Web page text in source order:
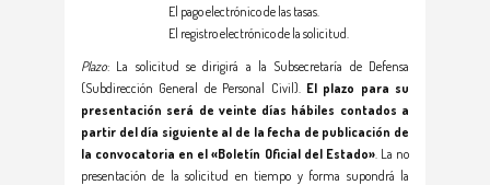
El pago electrónico de las tasas.
El registro electrónico de la solicitud.
Plazo: La solicitud se dirigirá a la Subsecretaría de Defensa
(Subdirección General de Personal Civil). El plazo para su
presentación será de veinte días hábiles contados a
partir del día siguiente al de la fecha de publicación de
la convocatoria en el «Boletín Oficial del Estado». La no
presentación de la solicitud en tiempo y forma supondrá la